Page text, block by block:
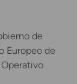
de
Europeo de
Operativo